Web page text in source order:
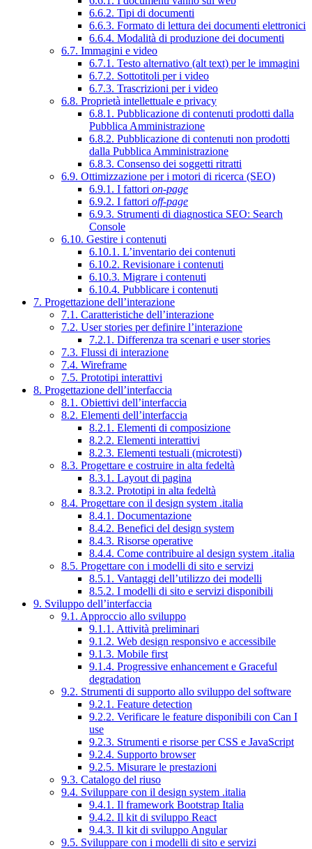
6.6.2. Tipi di documenti
6.6.3. Formato di lettura dei documenti elettronici
6.6.4. Modalità di produzione dei documenti
6.7. Immagini e video
6.7.1. Testo alternativo (alt text) per le immagini
6.7.2. Sottotitoli per i video
6.7.3. Trascrizioni per i video
6.8. Proprietà intellettuale e privacy
6.8.1. Pubblicazione di contenuti prodotti dalla
Pubblica Amministrazione
6.8.2. Pubblicazione di contenuti non prodotti
dalla Pubblica Amministrazione
6.8.3. Consenso dei soggetti ritratti
6.9. Ottimizzazione per i motori di ricerca (SEO)
6.9.1. I fattori on-page
6.9.2. I fattori off-page
6.9.3. Strumenti di diagnostica SEO: Search
Console
6.10. Gestire i contenuti
6.10.1. L’inventario dei contenuti
6.10.2. Revisionare i contenuti
6.10.3. Migrare i contenuti
6.10.4. Pubblicare i contenuti
7. Progettazione dell’interazione
7.1. Caratteristiche dell’interazione
7.2. User stories per definire l’interazione
7.2.1. Differenza tra scenari e user stories
7.3. Flussi di interazione
7.4. Wireframe
7.5. Prototipi interattivi
8. Progettazione dell’interfaccia
8.1. Obiettivi dell’interfaccia
8.2. Elementi dell’interfaccia
8.2.1. Elementi di composizione
8.2.2. Elementi interattivi
8.2.3. Elementi testuali (microtesti)
8.3. Progettare e costruire in alta fedeltà
8.3.1. Layout di pagina
8.3.2. Prototipi in alta fedeltà
8.4. Progettare con il design system .italia
8.4.1. Documentazione
8.4.2. Benefici del design system
8.4.3. Risorse operative
8.4.4. Come contribuire al design system .italia
8.5. Progettare con i modelli di sito e servizi
8.5.1. Vantaggi dell’utilizzo dei modelli
8.5.2. I modelli di sito e servizi disponibili
9. Sviluppo dell’interfaccia
9.1. Approccio allo sviluppo
9.1.1. Attività preliminari
9.1.2. Web design responsivo e accessibile
9.1.3. Mobile first
9.1.4. Progressive enhancement e Graceful
degradation
9.2. Strumenti di supporto allo sviluppo del software
9.2.1. Feature detection
9.2.2. Verificare le feature disponibili con Can I
use
9.2.3. Strumenti e risorse per CSS e JavaScript
9.2.4. Supporto browser
9.2.5. Misurare le prestazioni
9.3. Catalogo del riuso
9.4. Sviluppare con il design system .italia
9.4.1. Il framework Bootstrap Italia
9.4.2. Il kit di sviluppo React
9.4.3. Il kit di sviluppo Angular
9.5. Sviluppare con i modelli di sito e servizi